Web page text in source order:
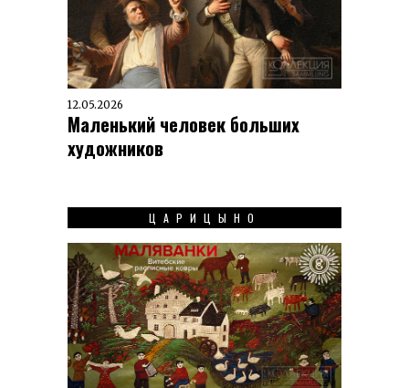
12.05.2026
Маленький человек больших
художников
ЦАРИЦЫНО